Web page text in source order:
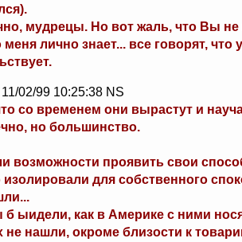
мудрецы. Но вот жаль, что Вы
лично знает... все говорят,
02/99 10:25:38 NS
со временем они вырастут и
но большинство.
возможности проявить свои
для собственного
ыидели, как в Америке с ними
не нашли, окроме близости к